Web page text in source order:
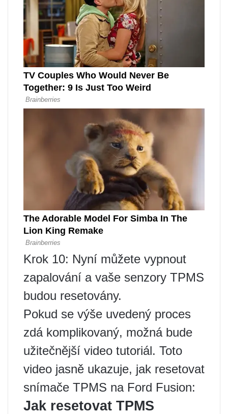
Krok 10: Nyní můžete vypnout
zapalování a vaše senzory TPMS
budou resetovány.
Pokud se výše uvedený proces
zdá komplikovaný, možná bude
užitečnější video tutoriál. Toto
video jasně ukazuje, jak resetovat
snímače TPMS na Ford Fusion:
Jak resetovat TPMS